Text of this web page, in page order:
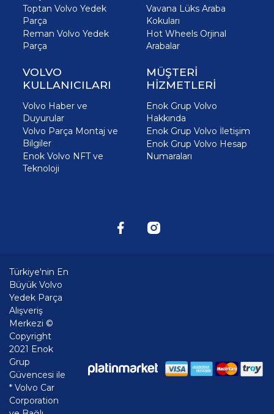
Toptan Volvo Yedek
Parça
Reman Volvo Yedek
Parça
Vavana Lüks Araba
Kokuları
Hot Wheels Orjinal
Arabalar
VOLVO
KULLANICILARI
Volvo Haber ve
Duyurular
Volvo Parça Montaj ve
Bilgiler
Enok Volvo NFT ve
Teknoloji
MÜŞTERİ
HİZMETLERİ
Enok Grup Volvo
Hakkında
Enok Grup Volvo İletişim
Enok Grup Volvo Hesap
Numaraları
Türkiye'nin En
Büyük Volvo
Yedek Parça
Alışveriş
Merkezi ©
Copyright
2021 Enok
Grup
Güvencesi ile
* Volvo Car
Corporation